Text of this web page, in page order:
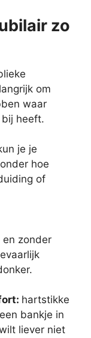
zo
om
waar
heeft.
je je
hoe
of
en zonder
hartstikke
bankje in
liever niet